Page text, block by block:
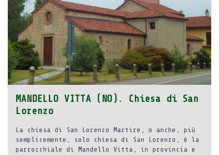
MANDELLO VITTA (NO). Chiesa di San
Lorenzo
La chiesa di San Lorenzo Martire, o anche, più
semplicemente, solo chiesa di San Lorenzo, è la
parrocchiale di Mandello Vitta, in provincia e